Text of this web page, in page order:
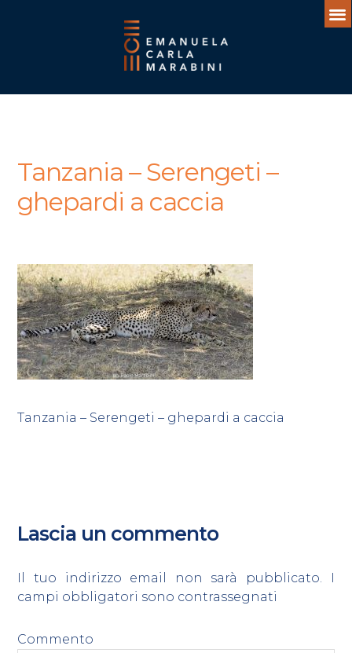
Tanzania – Serengeti –
ghepardi a caccia
Tanzania – Serengeti – ghepardi a caccia
Lascia un commento
Il tuo indirizzo email non sarà pubblicato.
I
campi obbligatori sono contrassegnati
Commento